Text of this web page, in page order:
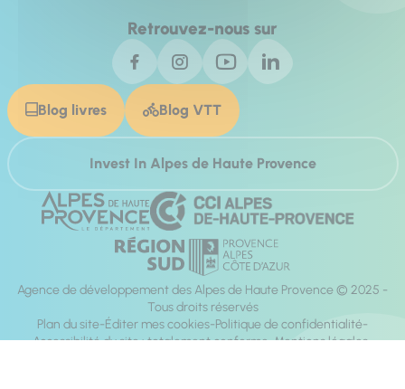
Retrouvez-nous sur
Blog livres Blog VTT
Invest In Alpes de Haute Provence
Agence de développement des Alpes de Haute Provence © 2025 -
Tous droits réservés
Plan du site Éditer mes cookies Politique de confidentialité
Accessibilité du site : totalement conforme Mentions légales